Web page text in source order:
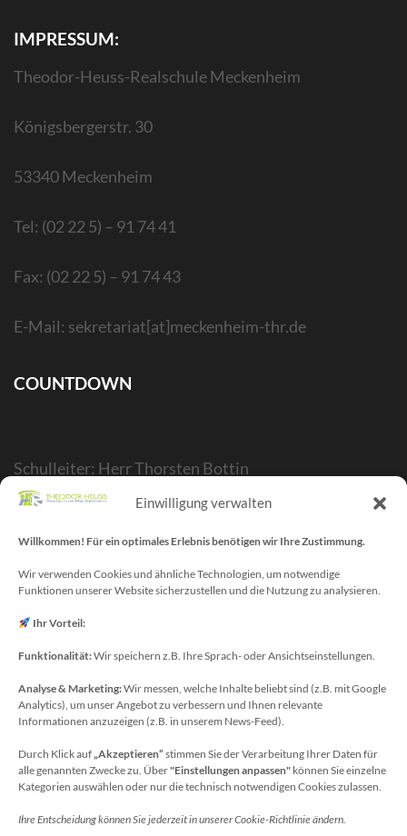
Einwilligung verwalten
Willkommen! Für ein optimales Erlebnis benötigen wir Ihre Zustimmung.
Wir verwenden Cookies und ähnliche Technologien, um notwendige
Funktionen unserer Website sicherzustellen und die Nutzung zu analysieren.
Ihr Vorteil:
Funktionalität:Wir speichern z.B. Ihre Sprach- oder Ansichtseinstellungen.
Analyse & Marketing:Wir messen, welche Inhalte beliebt sind (z.B. mit Google
Analytics), um unser Angebot zu verbessern und Ihnen relevante
Informationen anzuzeigen (z.B. in unserem News-Feed).
Durch Klick auf „Akzeptieren“ stimmen Sie der Verarbeitung Ihrer Daten für
alle genannten Zwecke zu. Über"Einstellungen anpassen" können Sie einzelne
Kategorien auswählen oder nur die technisch notwendigen Cookies zulassen.
Ihre Entscheidung können Sie jederzeit in unserer Cookie-Richtlinie ändern.
IMPRESSUM:
Theodor-Heuss-Realschule Meckenheim
Königsbergerstr. 30
53340 Meckenheim
Tel: (02 22 5) – 91 74 41
Fax: (02 22 5) – 91 74 43
E-Mail: sekretariat[at]meckenheim-thr.de
COUNTDOWN
Schulleiter: Herr Thorsten Bottin
Stellvertr. Schulleiter: Herr Kelubia Ekoemeye
Webmaster/SV-Blog: Herr Maurice Gangl
E-Mail: webmaster[at]meckenheim-thr.de
MINT-Blog: Herr Christoph Köchling
E-Mail: koechling[at]meckenheim-thr.de
Datenschutzbeauftragter
Sie erreichen unseren Datenschutzbeauftragten
unter:
Wolfgang Dax-Rommswinkel
Kaiser-Wilhelm-Platz 1